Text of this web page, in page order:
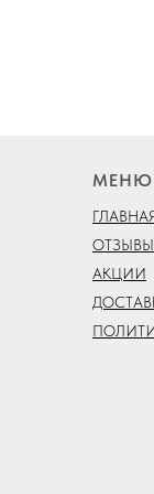
МЕНЮ
ОТЗЫВЫ
АКЦИИ